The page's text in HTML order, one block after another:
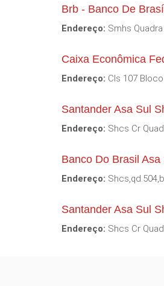
Brb - Banco De
Endereço: Smhs
Caixa Econômica
Endereço: Cls 107
Santander Asa Sul
Endereço: Shcs Cr
Banco Do Brasil
Endereço:
Santander Asa Sul
Endereço: Shcs Cr